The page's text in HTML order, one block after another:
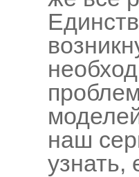
наш
узнать,